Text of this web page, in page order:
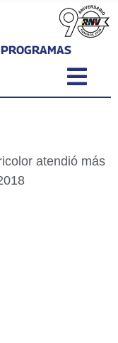
PROGRAMAS